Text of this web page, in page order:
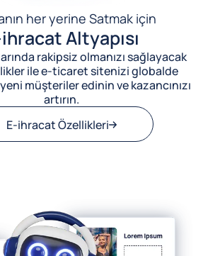
her yerine Satmak için
Altyapısı
rakipsiz olmanızı sağlayacak
ile e-ticaret sitenizi globalde
müşteriler edinin ve kazancınızı
artırın.
E-ihracat Özellikleri